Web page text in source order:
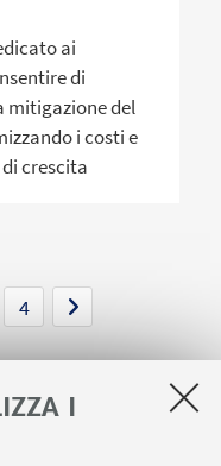
I
ai
di
mitigazione del
i costi e
crescita
4